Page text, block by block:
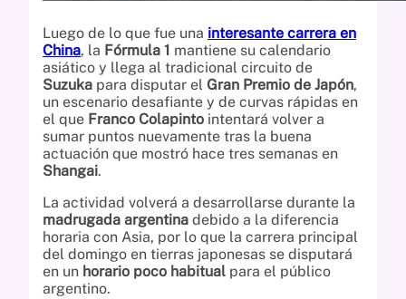
Luego de lo que fue una interesante carrera en
China, la Fórmula 1 mantiene su calendario
asiático y llega al tradicional circuito de
Suzuka para disputar el Gran Premio de Japón,
un escenario desafiante y de curvas rápidas en
el que Franco Colapinto intentará volver a
sumar puntos nuevamente tras la buena
actuación que mostró hace tres semanas en
Shangai.
La actividad volverá a desarrollarse durante la
madrugada argentina debido a la diferencia
horaria con Asia, por lo que la carrera principal
del domingo en tierras japonesas se disputará
en un horario poco habitual para el público
argentino.